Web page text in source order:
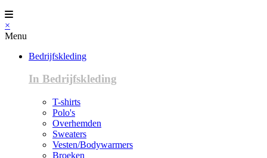
×
Menu
Bedrijfskleding
In Bedrijfskleding
T-shirts
Polo's
Overhemden
Sweaters
Vesten/Bodywarmers
Broeken